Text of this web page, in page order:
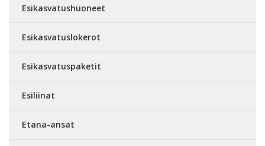
Esikasvatushuoneet
Esikasvatuslokerot
Esikasvatuspaketit
Esiliinat
Etana-ansat